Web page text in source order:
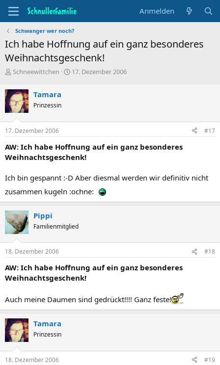
Anmelden
Schwanger wer noch?
Ich habe Hoffnung auf ein ganz besonderes
Weihnachtsgeschenk!
T
e
m
e
n
s
t
r
t
r
Schneewittchen
B
d
u
m
17. Dezember 2006
Tamara
Prinzessin
17. Dezember 2006 #17
AW: Ich habe Hoffnung auf ein ganz besonderes
Weihnachtsgeschenk!
Ich bin gespannt :-D Aber diesmal werden wir definitiv nicht
zusammen kugeln :ochne:
Pippi
Familienmitglied
18. Dezember 2006 #18
AW: Ich habe Hoffnung auf ein ganz besonderes
Weihnachtsgeschenk!
Auch meine Daumen sind gedrückt!!!! Ganz feste!
Tamara
Prinzessin
18. Dezember 2006 #19